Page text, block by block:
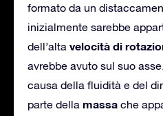
formato da un
inizialmente sarebbe
dell’alta velocità di
avrebbe avuto sul suo
causa della fluidità e del
parte della massa che